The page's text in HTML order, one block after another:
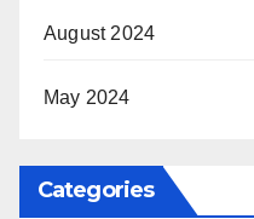
August 2024
May 2024
Categories